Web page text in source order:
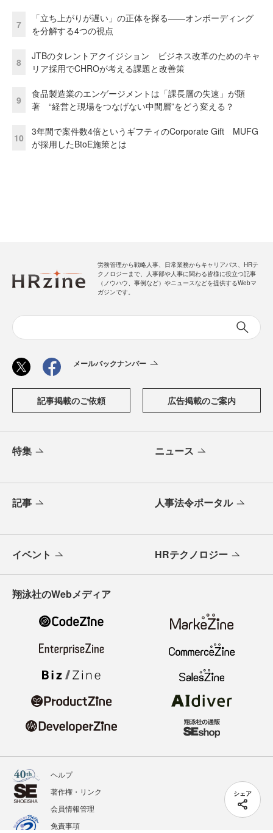
シェア
7
「立ち上がりが遅い」の正体を探る——オンボーディング
を分解する4つの視点
8
JTBのタレントアクイジション ビジネス改革のためのキャ
リア採用でCHROが考える課題と改善策
9
食品製造業のエンゲージメントは「課長層の失速」が顕
著 “経営と現場をつなげない中間層”をどう変える？
10
3年間で案件数4倍というギフティのCorporate Gift MUFG
が採用したBtoE施策とは
労務管理から戦略人事、日常業務からキャリアパス、HRテ
クノロジーまで、人事部や人事に関わる皆様に役立つ記事
（ノウハウ、事例など）やニュースなどを提供するWebマ
ガジンです。
メールバックナンバー
記事掲載のご依頼 広告掲載のご案内
特集 ニュース
記事 人事法令ポータル
イベント HRテクノロジー
翔泳社のWebメディア
ヘルプ
著作権・リンク
会員情報管理
免責事項